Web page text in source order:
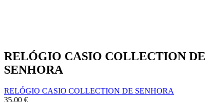
RELÓGIO CASIO COLLECTION DE
SENHORA
RELÓGIO CASIO COLLECTION DE SENHORA
35.00 €